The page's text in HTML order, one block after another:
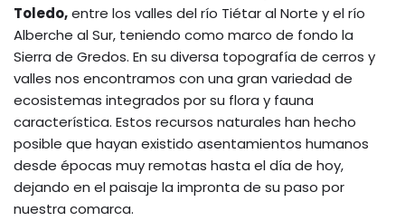
Toledo,entre los valles del río Tiétar al Norte y el río
Alberche al Sur, teniendo como marco de fondo la
Sierra de Gredos. En su diversa topografía de cerros y
valles nos encontramos con una gran variedad de
ecosistemas integrados por su flora y fauna
característica. Estos recursos naturales han hecho
posible que hayan existido asentamientos humanos
desde épocas muy remotas hasta el día de hoy,
dejando en el paisaje la impronta de su paso por
nuestra comarca.